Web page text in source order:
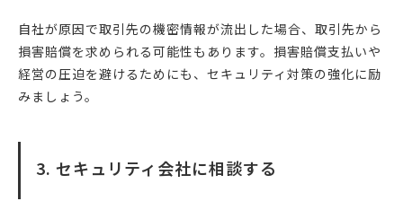
自社が原因で取引先の機密情報が流出した場合、取引先から
損害賠償を求められる可能性もあります。損害賠償支払いや
経営の圧迫を避けるためにも、セキュリティ対策の強化に励
みましょう。
3. セキュリティ会社に相談する